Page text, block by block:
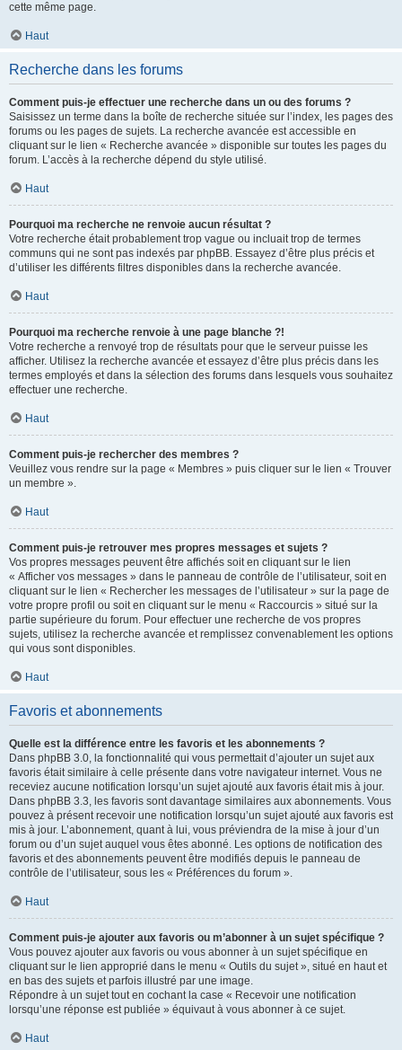
cette même page.
Haut
Recherche dans les forums
Comment puis-je effectuer une recherche dans un ou des forums ?
Saisissez un terme dans la boîte de recherche située sur l’index, les pages des
forums ou les pages de sujets. La recherche avancée est accessible en
cliquant sur le lien « Recherche avancée » disponible sur toutes les pages du
forum. L’accès à la recherche dépend du style utilisé.
Haut
Pourquoi ma recherche ne renvoie aucun résultat ?
Votre recherche était probablement trop vague ou incluait trop de termes
communs qui ne sont pas indexés par phpBB. Essayez d’être plus précis et
d’utiliser les différents filtres disponibles dans la recherche avancée.
Haut
Pourquoi ma recherche renvoie à une page blanche ?!
Votre recherche a renvoyé trop de résultats pour que le serveur puisse les
afficher. Utilisez la recherche avancée et essayez d’être plus précis dans les
termes employés et dans la sélection des forums dans lesquels vous souhaitez
effectuer une recherche.
Haut
Comment puis-je rechercher des membres ?
Veuillez vous rendre sur la page « Membres » puis cliquer sur le lien « Trouver
un membre ».
Haut
Comment puis-je retrouver mes propres messages et sujets ?
Vos propres messages peuvent être affichés soit en cliquant sur le lien
« Afficher vos messages » dans le panneau de contrôle de l’utilisateur, soit en
cliquant sur le lien « Rechercher les messages de l’utilisateur » sur la page de
votre propre profil ou soit en cliquant sur le menu « Raccourcis » situé sur la
partie supérieure du forum. Pour effectuer une recherche de vos propres
sujets, utilisez la recherche avancée et remplissez convenablement les options
qui vous sont disponibles.
Haut
Favoris et abonnements
Quelle est la différence entre les favoris et les abonnements ?
Dans phpBB 3.0, la fonctionnalité qui vous permettait d’ajouter un sujet aux
favoris était similaire à celle présente dans votre navigateur internet. Vous ne
receviez aucune notification lorsqu’un sujet ajouté aux favoris était mis à jour.
Dans phpBB 3.3, les favoris sont davantage similaires aux abonnements. Vous
pouvez à présent recevoir une notification lorsqu’un sujet ajouté aux favoris est
mis à jour. L’abonnement, quant à lui, vous préviendra de la mise à jour d’un
forum ou d’un sujet auquel vous êtes abonné. Les options de notification des
favoris et des abonnements peuvent être modifiés depuis le panneau de
contrôle de l’utilisateur, sous les « Préférences du forum ».
Haut
Comment puis-je ajouter aux favoris ou m’abonner à un sujet spécifique ?
Vous pouvez ajouter aux favoris ou vous abonner à un sujet spécifique en
cliquant sur le lien approprié dans le menu « Outils du sujet », situé en haut et
en bas des sujets et parfois illustré par une image.
Répondre à un sujet tout en cochant la case « Recevoir une notification
lorsqu’une réponse est publiée » équivaut à vous abonner à ce sujet.
Haut